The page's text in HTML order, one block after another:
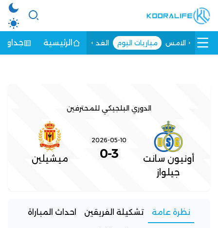
الامس مباريات اليوم الغد الرئيسية جداول
الدوري البلجيكي للمحترفين
أونيون سانت
جيلواز
2026-05-10
3
-
0 ميشيلين
نظرة عامة تشكيلة الفريقين احداث المباراة